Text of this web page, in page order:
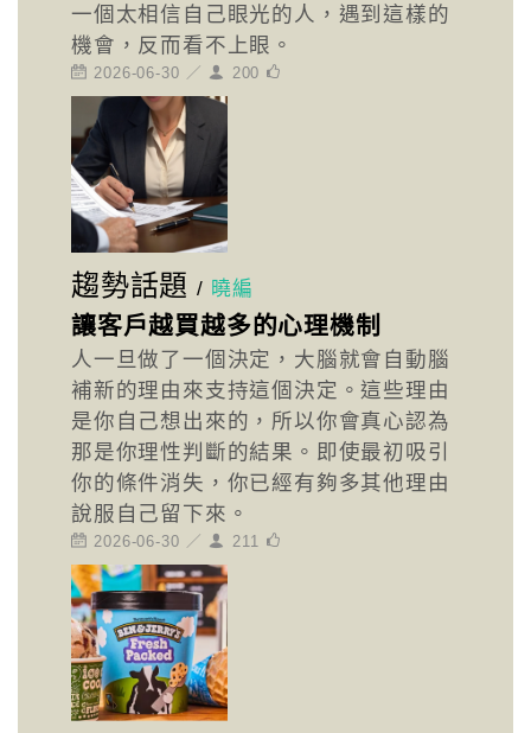
一個太相信自己眼光的人，遇到這樣的
機會，反而看不上眼。
2026-06-30 ／ 200
趨勢話題 / 曉編
讓客戶越買越多的心理機制
人一旦做了一個決定，大腦就會自動腦
補新的理由來支持這個決定。這些理由
是你自己想出來的，所以你會真心認為
那是你理性判斷的結果。即使最初吸引
你的條件消失，你已經有夠多其他理由
說服自己留下來。
2026-06-30 ／ 211